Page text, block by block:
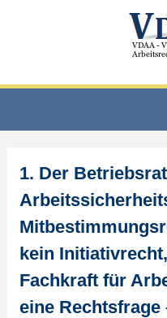
1. Der
kein
Fachkraft für
eine Rechtsfrage